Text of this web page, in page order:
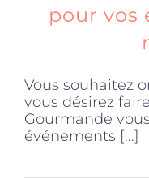
Cours
Offres
pour vos
Vous souhaitez
vous désirez
Gourmande
événements [...]